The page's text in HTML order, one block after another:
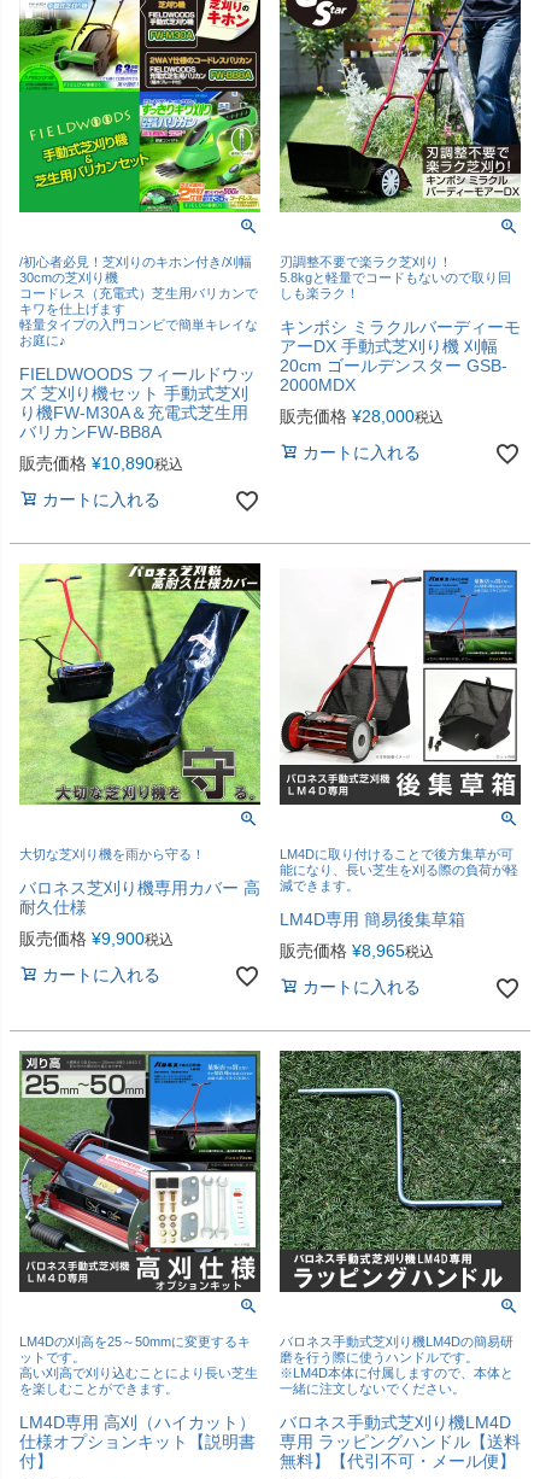
/初心者必見！芝刈りのキホン付き/刈幅
30cmの芝刈り機
コードレス（充電式）芝生用バリカンで
キワを仕上げます
軽量タイプの入門コンビで簡単キレイな
お庭に♪
FIELDWOODS フィールドウッ
ズ 芝刈り機セット 手動式芝刈
り機FW-M30A＆充電式芝生用
バリカンFW-BB8A
販売価格 ¥10,890税込
カートに入れる
刃調整不要で楽ラク芝刈り！
5.8kgと軽量でコードもないので取り回
しも楽ラク！
キンボシ ミラクルバーディーモ
アーDX 手動式芝刈り機 刈幅
20cm ゴールデンスター GSB-
2000MDX
販売価格 ¥28,000税込
カートに入れる
大切な芝刈り機を雨から守る！
バロネス芝刈り機専用カバー 高
耐久仕様
販売価格 ¥9,900税込
カートに入れる
LM4Dに取り付けることで後方集草が可
能になり、長い芝生を刈る際の負荷が軽
減できます。
LM4D専用 簡易後集草箱
販売価格 ¥8,965税込
カートに入れる
LM4Dの刈高を25～50mmに変更するキ
ットです。
高い刈高で刈り込むことにより長い芝生
を楽しむことができます。
LM4D専用 高刈（ハイカット）
仕様オプションキット【説明書
付】
バロネス手動式芝刈り機LM4Dの簡易研
磨を行う際に使うハンドルです。
※LM4D本体に付属しますので、本体と
一緒に注文しないでください。
バロネス手動式芝刈り機LM4D
専用 ラッピングハンドル【送料
無料】【代引不可・メール便】